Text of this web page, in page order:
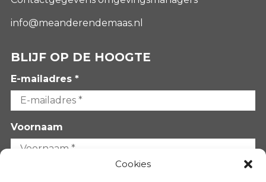
Cookies
info@meanderendemaas.nl
BLIJF OP DE HOOGTE
E-mailadres *
Voornaam